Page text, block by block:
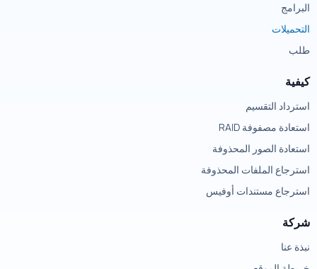
البرامج
التحميلات
طلب
كيفية
استرداد التقسيم
استعادة مصفوفة RAID
استعادة الصور المحذوفة
استرجاع الملفات المحذوفة
استرجاع مستندات أوفيس
شركة
نبذة عنا